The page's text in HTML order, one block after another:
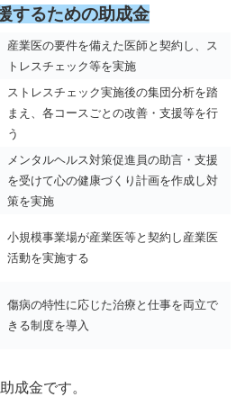
するための助成金
産業医の要件を備えた医師と契約し、ス
トレスチェック等を実施
ストレスチェック実施後の集団分析を踏
まえ、各コースごとの改善・支援等を行
う
メンタルヘルス対策促進員の助言・支援
を受けて心の健康づくり計画を作成し対
策を実施
小規模事業場が産業医等と契約し産業医
活動を実施する
傷病の特性に応じた治療と仕事を両立で
きる制度を導入
成金です。